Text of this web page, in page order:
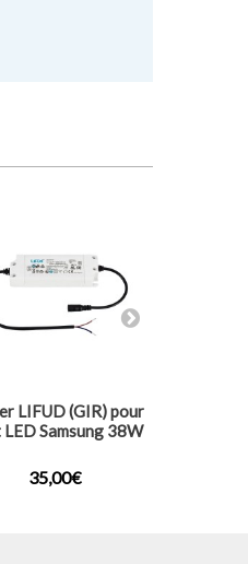
LIFUD (GIR) pour
LED Samsung 38W
35,00€